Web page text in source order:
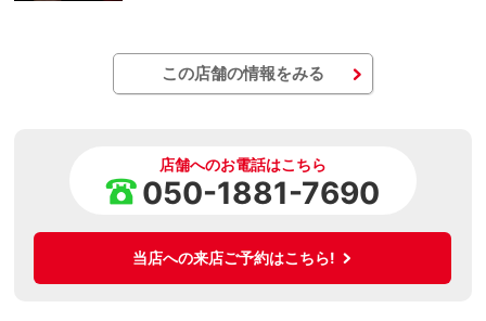
この店舗の情報をみる
店舗へのお電話はこちら
050-1881-7690
当店への来店ご予約はこちら!